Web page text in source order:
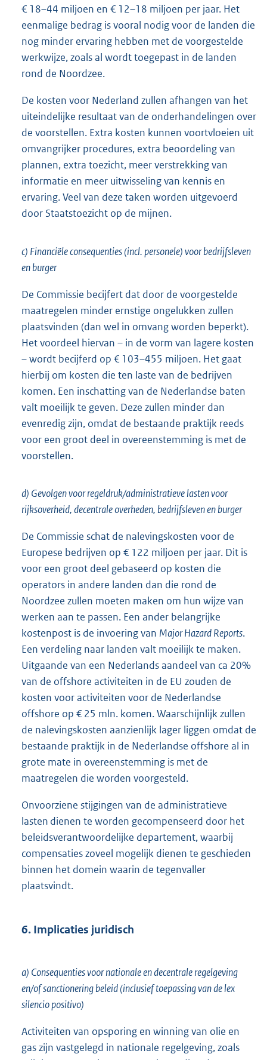
€ 18–44 miljoen en € 12–18 miljoen per jaar. Het
eenmalige bedrag is vooral nodig voor de landen die
nog minder ervaring hebben met de voorgestelde
werkwijze, zoals al wordt toegepast in de landen
rond de Noordzee.
De kosten voor Nederland zullen afhangen van het
uiteindelijke resultaat van de onderhandelingen over
de voorstellen. Extra kosten kunnen voortvloeien uit
omvangrijker procedures, extra beoordeling van
plannen, extra toezicht, meer verstrekking van
informatie en meer uitwisseling van kennis en
ervaring. Veel van deze taken worden uitgevoerd
door Staatstoezicht op de mijnen.
c) Financiële consequenties (incl. personele) voor bedrijfsleven
en burger
De Commissie becijfert dat door de voorgestelde
maatregelen minder ernstige ongelukken zullen
plaatsvinden (dan wel in omvang worden beperkt).
Het voordeel hiervan – in de vorm van lagere kosten
– wordt becijferd op € 103–455 miljoen. Het gaat
hierbij om kosten die ten laste van de bedrijven
komen. Een inschatting van de Nederlandse baten
valt moeilijk te geven. Deze zullen minder dan
evenredig zijn, omdat de bestaande praktijk reeds
voor een groot deel in overeenstemming is met de
voorstellen.
d) Gevolgen voor regeldruk/administratieve lasten voor
rijksoverheid, decentrale overheden, bedrijfsleven en burger
De Commissie schat de nalevingskosten voor de
Europese bedrijven op € 122 miljoen per jaar. Dit is
voor een groot deel gebaseerd op kosten die
operators in andere landen dan die rond de
Noordzee zullen moeten maken om hun wijze van
werken aan te passen. Een ander belangrijke
kostenpost is de invoering van Major Hazard Reports.
Een verdeling naar landen valt moeilijk te maken.
Uitgaande van een Nederlands aandeel van ca 20%
van de offshore activiteiten in de EU zouden de
kosten voor activiteiten voor de Nederlandse
offshore op € 25 mln. komen. Waarschijnlijk zullen
de nalevingskosten aanzienlijk lager liggen omdat de
bestaande praktijk in de Nederlandse offshore al in
grote mate in overeenstemming is met de
maatregelen die worden voorgesteld.
Onvoorziene stijgingen van de administratieve
lasten dienen te worden gecompenseerd door het
beleidsverantwoordelijke departement, waarbij
compensaties zoveel mogelijk dienen te geschieden
binnen het domein waarin de tegenvaller
plaatsvindt.
6. Implicaties juridisch
a) Consequenties voor nationale en decentrale regelgeving
en/of sanctionering beleid (inclusief toepassing van de lex
silencio positivo)
Activiteiten van opsporing en winning van olie en
gas zijn vastgelegd in nationale regelgeving, zoals